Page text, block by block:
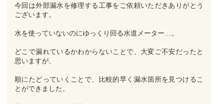
今回は外部漏水を修理する工事をご依頼いただきありがとう
ございます。
水を使っていないのにゆっくり回る水道メーター…。
どこで漏れているかわからないことで、大変ご不安だったと
思いますが、
順にたどっていくことで、比較的早く漏水箇所を見つけるこ
とができました。